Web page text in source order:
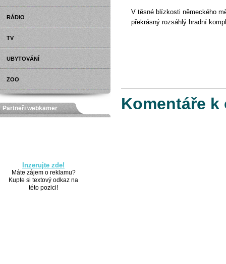
V těsné blízkosti německého
překrásný rozsáhlý hradní
Komentáře k
RÁDIO
TV
UBYTOVÁNÍ
ZOO
Partneři webkamer
Inzerujte zde!
Máte zájem o reklamu?
Kupte si textový odkaz na
této pozici!